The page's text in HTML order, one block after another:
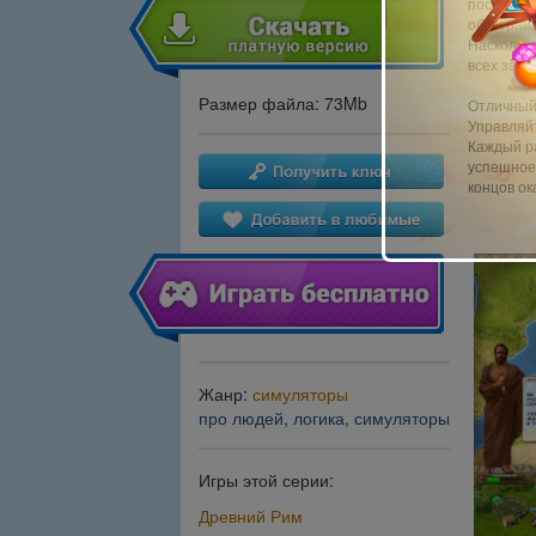
Размер файла: 73Mb
Жанр: симуляторы
про людей, логика, симуляторы
Игры этой серии:
Древний Рим
всех
Каждый
концов